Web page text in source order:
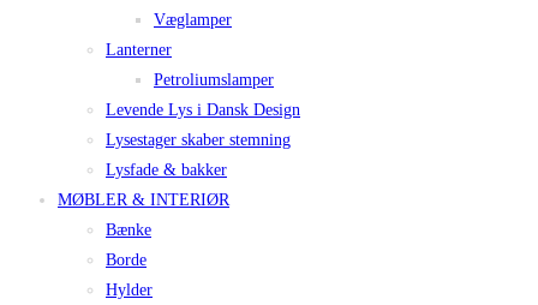
Væglamper
Lanterner
Petroliumslamper
Levende Lys i Dansk Design
Lysestager skaber stemning
Lysfade & bakker
MØBLER & INTERIØR
Bænke
Borde
Hylder